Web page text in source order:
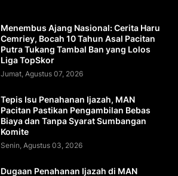
Menembus Ajang Nasional: Cerita Haru
Cemriey, Bocah 10 Tahun Asal Pacitan
Putra Tukang Tambal Ban yang Lolos
Liga TopSkor
Jumat, Agustus 07, 2026
Tepis Isu Penahanan Ijazah, MAN
Pacitan Pastikan Pengambilan Bebas
Biaya dan Tanpa Syarat Sumbangan
Komite
Senin, Agustus 03, 2026
Dugaan Penahanan Ijazah di MAN